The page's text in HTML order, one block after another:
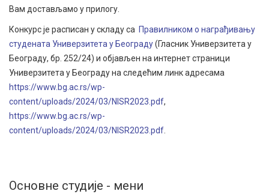
Вам достављамо у прилогу.
Конкурс је расписан у складу са Правилником о награђивању
студената Универзитета у Београду(Гласник Универзитета у
Београду, бр. 252/24) и објављен на интернет страници
Универзитета у Београду на следећим линк адресама
https://www.bg.ac.rs/wp-
content/uploads/2024/03/NISR2023.pdf,
https://www.bg.ac.rs/wp-
content/uploads/2024/03/NISR2023.pdf
Основне студије - мени